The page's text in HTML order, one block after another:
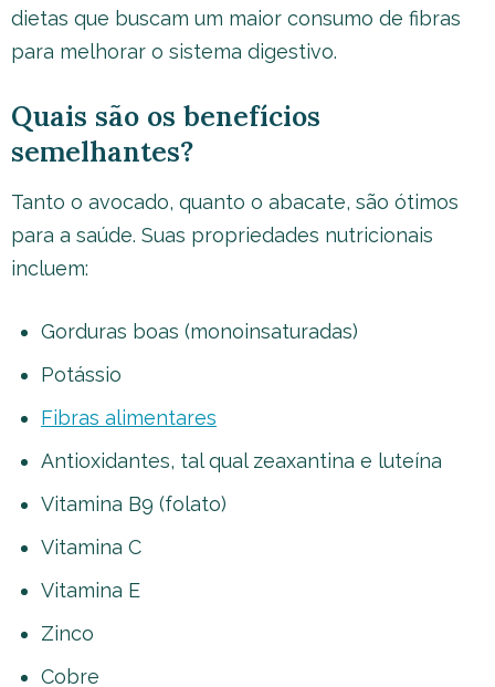
dietas que buscam um maior consumo de fibras
para melhorar o sistema digestivo.
Quais são os benefícios
semelhantes?
Tanto o avocado, quanto o abacate, são ótimos
para a saúde. Suas propriedades nutricionais
incluem:
Gorduras boas (monoinsaturadas)
Potássio
Fibras alimentares
Antioxidantes, tal qual zeaxantina e luteína
Vitamina B9 (folato)
Vitamina C
Vitamina E
Zinco
Cobre